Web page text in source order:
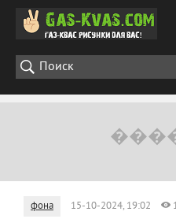
фона 15-10-2024, 19:02